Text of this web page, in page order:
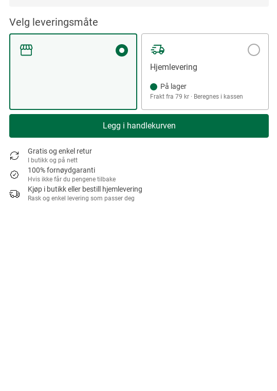
Velg leveringsmåte
Hjemlevering
På lager
Frakt fra 79 kr · Beregnes i kassen
Legg i handlekurven
Gratis og enkel retur
I butikk og på nett
100% fornøydgaranti
Hvis ikke får du pengene tilbake
Kjøp i butikk eller bestill hjemlevering
Rask og enkel levering som passer deg